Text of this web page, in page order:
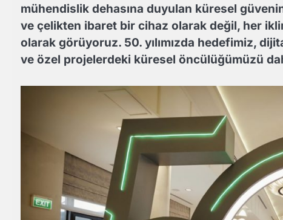
mühendislik dehasına duyulan küresel
ve çelikten ibaret bir cihaz olarak değil, her
olarak görüyoruz. 50. yılımızda hedefimiz,
ve özel projelerdeki küresel öncülüğümüzü